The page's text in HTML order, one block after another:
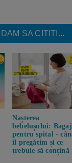
SA CITITI...
Nașterea
bebelușului:
pentru spital -
il pregătim și ce
trebuie să conțină